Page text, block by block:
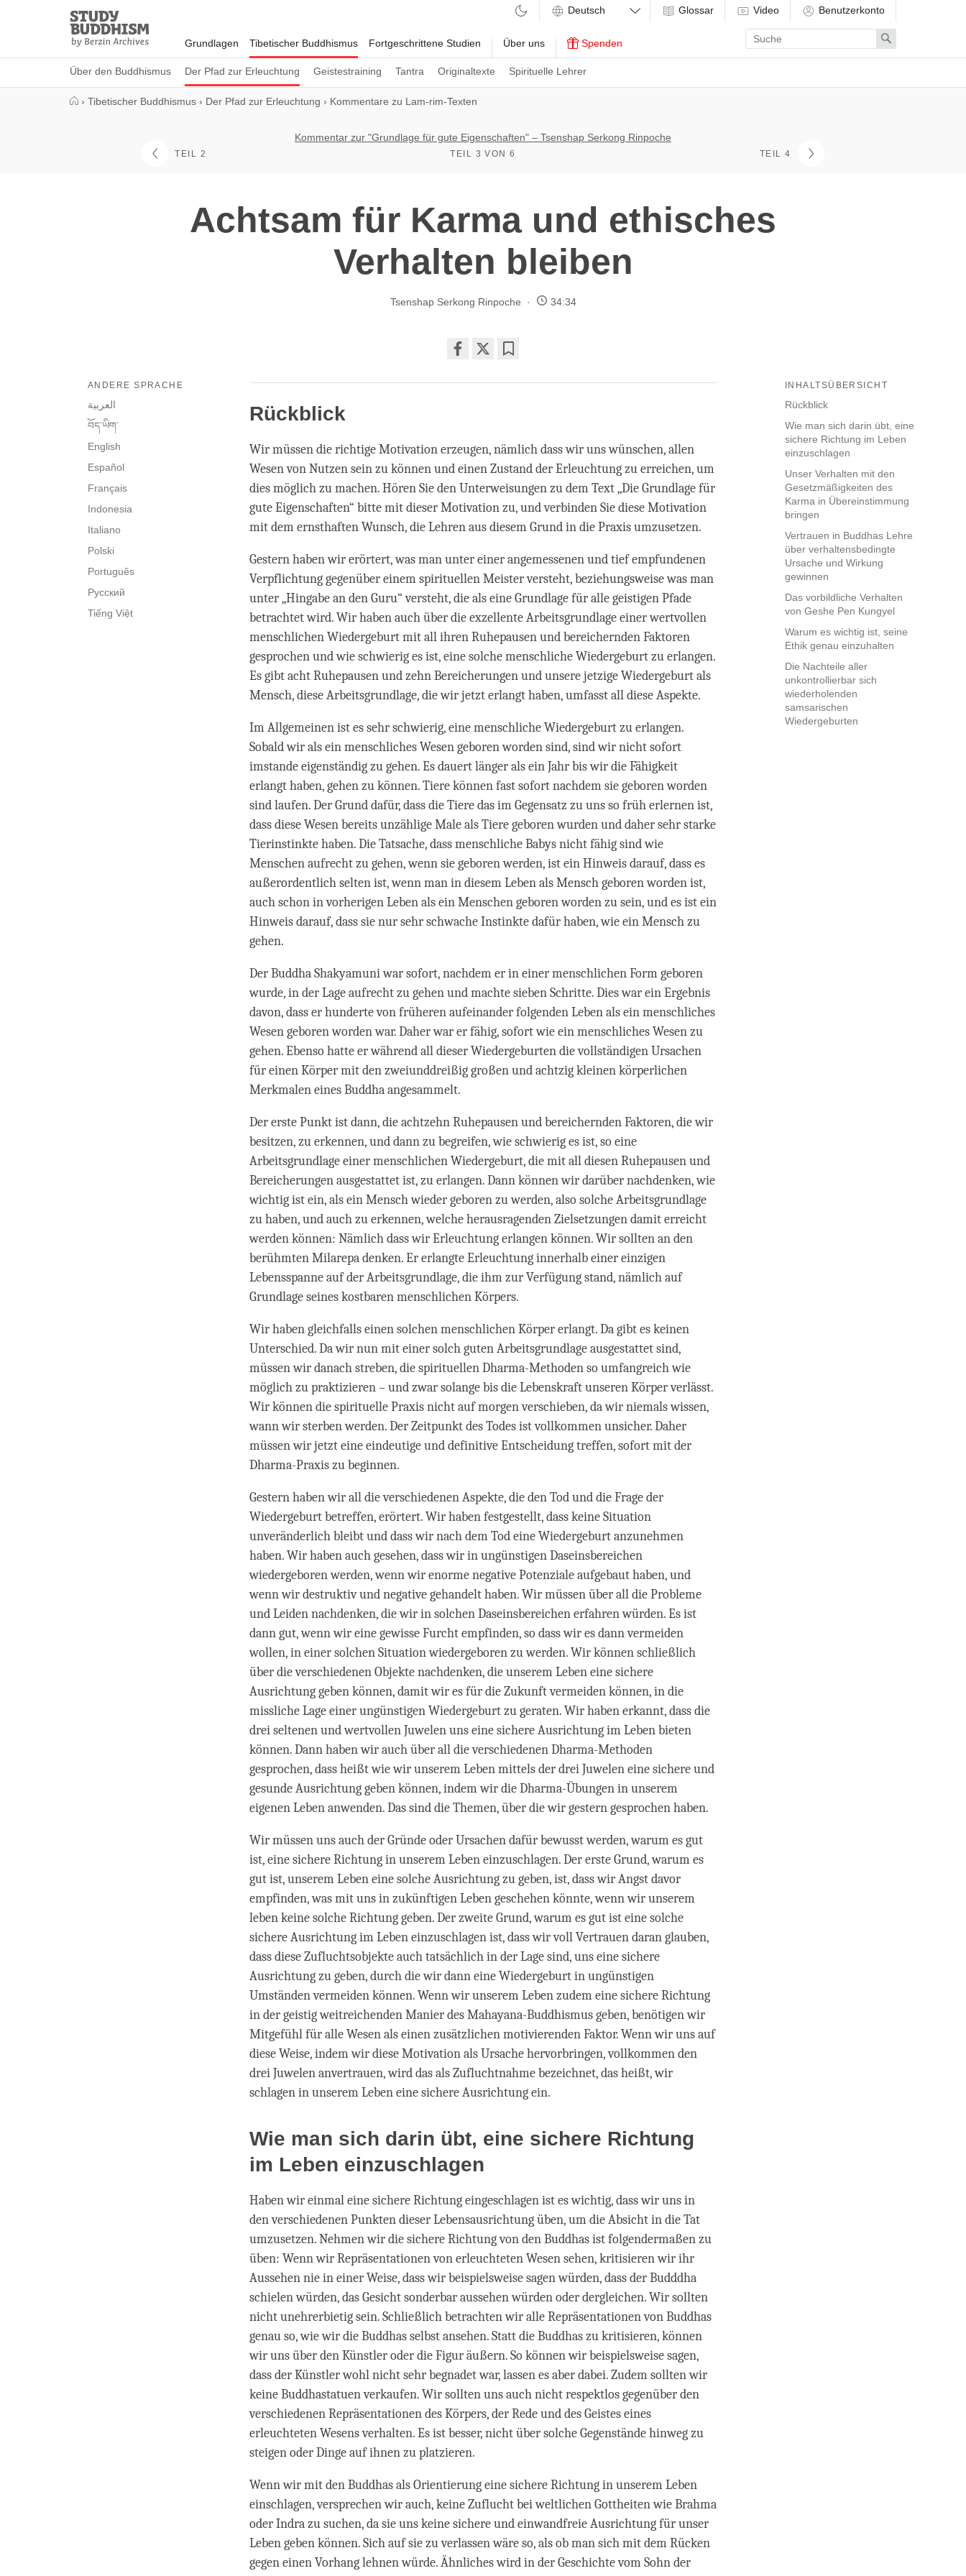
Study
Buddhism
Home
Grundlagen Tibetischer Buddhismus
Über den Buddhismus Der Pfad zur Erleuchtung Geistestraining Tantra Originaltexte Spirituelle Lehrer
Fortgeschrittene Studien Über uns Spenden
Glossar Video Benutzerkonto
Enter
search
term
Search
› Tibetischer Buddhismus › Der Pfad zur Erleuchtung › Kommentare zu Lam-rim-Texten
TEIL 2
Kommentar zur "Grundlage für gute Eigenschaften" – Tsenshap Serkong Rinpoche
TEIL 3 VON 6 TEIL 4
Achtsam für Karma und ethisches
Verhalten bleiben
Tsenshap Serkong Rinpoche 34:34
on
INHALTSÜBERSICHT
Rückblick
Wie man sich darin übt, eine
sichere Richtung im Leben
einzuschlagen
Unser Verhalten mit den
Gesetzmäßigkeiten des
Karma in Übereinstimmung
bringen
Vertrauen in Buddhas Lehre
über verhaltensbedingte
Ursache und Wirkung
gewinnen
Das vorbildliche Verhalten
von Geshe Pen Kungyel
Warum es wichtig ist, seine
Ethik genau einzuhalten
Die Nachteile aller
unkontrollierbar sich
wiederholenden
samsarischen
Wiedergeburten
ANDERE SPRACHE
العربية
བོད་ཡིག་
English
Español
Français
Indonesia
Italiano
Polski
Português
Русский
Tiếng Việt
Rückblick
Wir müssen die richtige Motivation erzeugen, nämlich dass wir uns wünschen, allen
Wesen von Nutzen sein zu können und einen Zustand der Erleuchtung zu erreichen, um
dies möglich zu machen. Hören Sie den Unterweisungen zu dem Text „Die Grundlage für
gute Eigenschaften“ bitte mit dieser Motivation zu, und verbinden Sie diese Motivation
mit dem ernsthaften Wunsch, die Lehren aus diesem Grund in die Praxis umzusetzen.
Gestern haben wir erörtert, was man unter einer angemessenen und tief empfundenen
Verpflichtung gegenüber einem spirituellen Meister versteht, beziehungsweise was man
unter „Hingabe an den Guru“ versteht, die als eine Grundlage für alle geistigen Pfade
betrachtet wird. Wir haben auch über die exzellente Arbeitsgrundlage einer wertvollen
menschlichen Wiedergeburt mit all ihren Ruhepausen und bereichernden Faktoren
gesprochen und wie schwierig es ist, eine solche menschliche Wiedergeburt zu erlangen.
Es gibt acht Ruhepausen und zehn Bereicherungen und unsere jetzige Wiedergeburt als
Mensch, diese Arbeitsgrundlage, die wir jetzt erlangt haben, umfasst all diese Aspekte.
Im Allgemeinen ist es sehr schwierig, eine menschliche Wiedergeburt zu erlangen.
Sobald wir als ein menschliches Wesen geboren worden sind, sind wir nicht sofort
imstande eigenständig zu gehen. Es dauert länger als ein Jahr bis wir die Fähigkeit
erlangt haben, gehen zu können. Tiere können fast sofort nachdem sie geboren worden
sind laufen. Der Grund dafür, dass die Tiere das im Gegensatz zu uns so früh erlernen ist,
dass diese Wesen bereits unzählige Male als Tiere geboren wurden und daher sehr starke
Tierinstinkte haben. Die Tatsache, dass menschliche Babys nicht fähig sind wie
Menschen aufrecht zu gehen, wenn sie geboren werden, ist ein Hinweis darauf, dass es
außerordentlich selten ist, wenn man in diesem Leben als Mensch geboren worden ist,
auch schon in vorherigen Leben als ein Menschen geboren worden zu sein, und es ist ein
Hinweis darauf, dass sie nur sehr schwache Instinkte dafür haben, wie ein Mensch zu
gehen.
Der Buddha Shakyamuni war sofort, nachdem er in einer menschlichen Form geboren
wurde, in der Lage aufrecht zu gehen und machte sieben Schritte. Dies war ein Ergebnis
davon, dass er hunderte von früheren aufeinander folgenden Leben als ein menschliches
Wesen geboren worden war. Daher war er fähig, sofort wie ein menschliches Wesen zu
gehen. Ebenso hatte er während all dieser Wiedergeburten die vollständigen Ursachen
für einen Körper mit den zweiunddreißig großen und achtzig kleinen körperlichen
Merkmalen eines Buddha angesammelt.
Der erste Punkt ist dann, die achtzehn Ruhepausen und bereichernden Faktoren, die wir
besitzen, zu erkennen, und dann zu begreifen, wie schwierig es ist, so eine
Arbeitsgrundlage einer menschlichen Wiedergeburt, die mit all diesen Ruhepausen und
Bereicherungen ausgestattet ist, zu erlangen. Dann können wir darüber nachdenken, wie
wichtig ist ein, als ein Mensch wieder geboren zu werden, also solche Arbeitsgrundlage
zu haben, und auch zu erkennen, welche herausragenden Zielsetzungen damit erreicht
werden können: Nämlich dass wir Erleuchtung erlangen können. Wir sollten an den
berühmten Milarepa denken. Er erlangte Erleuchtung innerhalb einer einzigen
Lebensspanne auf der Arbeitsgrundlage, die ihm zur Verfügung stand, nämlich auf
Grundlage seines kostbaren menschlichen Körpers.
Wir haben gleichfalls einen solchen menschlichen Körper erlangt. Da gibt es keinen
Unterschied. Da wir nun mit einer solch guten Arbeitsgrundlage ausgestattet sind,
müssen wir danach streben, die spirituellen Dharma-Methoden so umfangreich wie
möglich zu praktizieren – und zwar solange bis die Lebenskraft unseren Körper verlässt.
Wir können die spirituelle Praxis nicht auf morgen verschieben, da wir niemals wissen,
wann wir sterben werden. Der Zeitpunkt des Todes ist vollkommen unsicher. Daher
müssen wir jetzt eine eindeutige und definitive Entscheidung treffen, sofort mit der
Dharma-Praxis zu beginnen.
Gestern haben wir all die verschiedenen Aspekte, die den Tod und die Frage der
Wiedergeburt betreffen, erörtert. Wir haben festgestellt, dass keine Situation
unveränderlich bleibt und dass wir nach dem Tod eine Wiedergeburt anzunehmen
haben. Wir haben auch gesehen, dass wir in ungünstigen Daseinsbereichen
wiedergeboren werden, wenn wir enorme negative Potenziale aufgebaut haben, und
wenn wir destruktiv und negative gehandelt haben. Wir müssen über all die Probleme
und Leiden nachdenken, die wir in solchen Daseinsbereichen erfahren würden. Es ist
dann gut, wenn wir eine gewisse Furcht empfinden, so dass wir es dann vermeiden
wollen, in einer solchen Situation wiedergeboren zu werden. Wir können schließlich
über die verschiedenen Objekte nachdenken, die unserem Leben eine sichere
Ausrichtung geben können, damit wir es für die Zukunft vermeiden können, in die
missliche Lage einer ungünstigen Wiedergeburt zu geraten. Wir haben erkannt, dass die
drei seltenen und wertvollen Juwelen uns eine sichere Ausrichtung im Leben bieten
können. Dann haben wir auch über all die verschiedenen Dharma-Methoden
gesprochen, dass heißt wie wir unserem Leben mittels der drei Juwelen eine sichere und
gesunde Ausrichtung geben können, indem wir die Dharma-Übungen in unserem
eigenen Leben anwenden. Das sind die Themen, über die wir gestern gesprochen haben.
Wir müssen uns auch der Gründe oder Ursachen dafür bewusst werden, warum es gut
ist, eine sichere Richtung in unserem Leben einzuschlagen. Der erste Grund, warum es
gut ist, unserem Leben eine solche Ausrichtung zu geben, ist, dass wir Angst davor
empfinden, was mit uns in zukünftigen Leben geschehen könnte, wenn wir unserem
leben keine solche Richtung geben. Der zweite Grund, warum es gut ist eine solche
sichere Ausrichtung im Leben einzuschlagen ist, dass wir voll Vertrauen daran glauben,
dass diese Zufluchtsobjekte auch tatsächlich in der Lage sind, uns eine sichere
Ausrichtung zu geben, durch die wir dann eine Wiedergeburt in ungünstigen
Umständen vermeiden können. Wenn wir unserem Leben zudem eine sichere Richtung
in der geistig weitreichenden Manier des Mahayana-Buddhismus geben, benötigen wir
Mitgefühl für alle Wesen als einen zusätzlichen motivierenden Faktor. Wenn wir uns auf
diese Weise, indem wir diese Motivation als Ursache hervorbringen, vollkommen den
drei Juwelen anvertrauen, wird das als Zufluchtnahme bezeichnet, das heißt, wir
schlagen in unserem Leben eine sichere Ausrichtung ein.
Wie man sich darin übt, eine sichere Richtung
im Leben einzuschlagen
Haben wir einmal eine sichere Richtung eingeschlagen ist es wichtig, dass wir uns in
den verschiedenen Punkten dieser Lebensausrichtung üben, um die Absicht in die Tat
umzusetzen. Nehmen wir die sichere Richtung von den Buddhas ist folgendermaßen zu
üben: Wenn wir Repräsentationen von erleuchteten Wesen sehen, kritisieren wir ihr
Aussehen nie in einer Weise, dass wir beispielsweise sagen würden, dass der Budddha
schielen würden, das Gesicht sonderbar aussehen würden oder dergleichen. Wir sollten
nicht unehrerbietig sein. Schließlich betrachten wir alle Repräsentationen von Buddhas
genau so, wie wir die Buddhas selbst ansehen. Statt die Buddhas zu kritisieren, können
wir uns über den Künstler oder die Figur äußern. So können wir beispielsweise sagen,
dass der Künstler wohl nicht sehr begnadet war, lassen es aber dabei. Zudem sollten wir
keine Buddhastatuen verkaufen. Wir sollten uns auch nicht respektlos gegenüber den
verschiedenen Repräsentationen des Körpers, der Rede und des Geistes eines
erleuchteten Wesens verhalten. Es ist besser, nicht über solche Gegenstände hinweg zu
steigen oder Dinge auf ihnen zu platzieren.
Wenn wir mit den Buddhas als Orientierung eine sichere Richtung in unserem Leben
einschlagen, versprechen wir auch, keine Zuflucht bei weltlichen Gottheiten wie Brahma
oder Indra zu suchen, da sie uns keine sichere und einwandfreie Ausrichtung für unser
Leben geben können. Sich auf sie zu verlassen wäre so, als ob man sich mit dem Rücken
gegen einen Vorhang lehnen würde. Ähnliches wird in der Geschichte vom Sohn der